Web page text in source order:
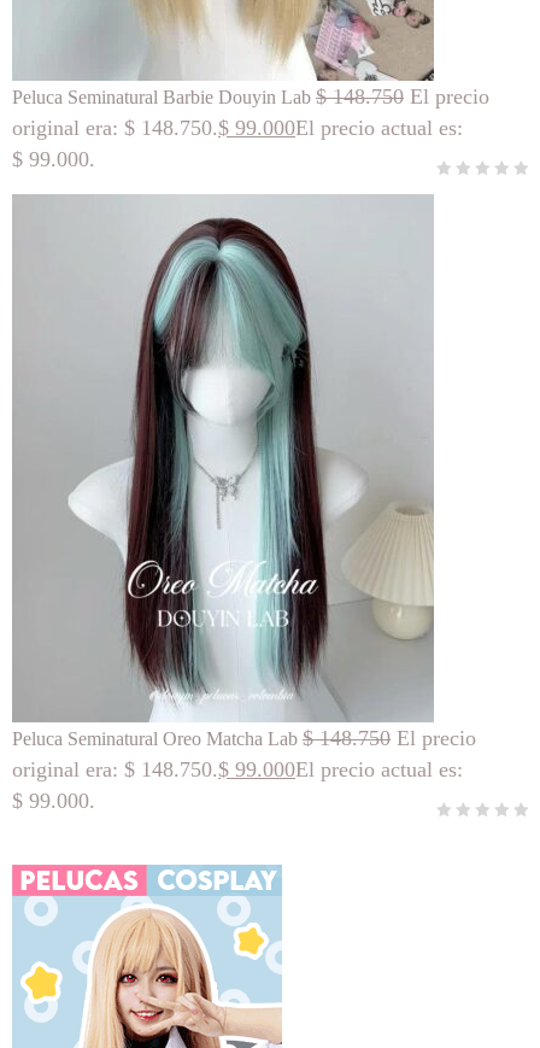
Peluca Seminatural Barbie Douyin Lab $148.750 El precio
original era: $ 148.750.$ 99.000El precio actual es:
$ 99.000.
Peluca Seminatural Oreo Matcha Lab $148.750 El precio
original era: $ 148.750.$ 99.000El precio actual es:
$ 99.000.